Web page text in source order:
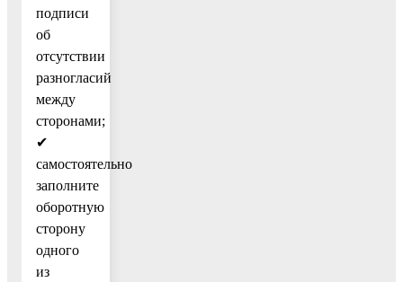
подписи
об
отсутствии
разногласий
между
сторонами;
✔
самостоятельно
заполните
оборотную
сторону
одного
из